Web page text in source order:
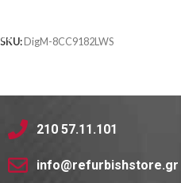
SKU: DigM-8CC9182LWS
210 57.11.101
info@refurbishstore.gr